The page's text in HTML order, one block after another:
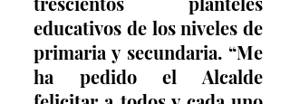
educativos de los niveles de
primaria y secundaria. “Me
ha pedido el Alcalde